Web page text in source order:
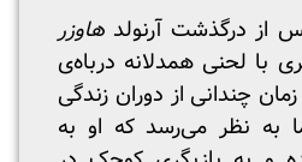
از درگذشت آرنولد هاوزر
مفسری با لحنی همدلانه درباه‌ی
چندانی از دوران زندگی
به نظر می‌رسد که او به